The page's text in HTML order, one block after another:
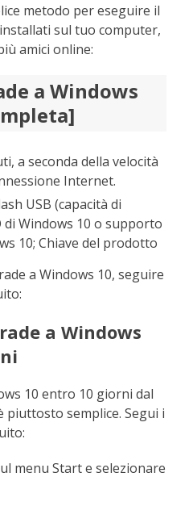
metodo per eseguire il
sul tuo computer,
amici online:
a Windows
a seconda della velocità
Internet.
USB (capacità di
di Windows 10 o supporto
10; Chiave del prodotto
a Windows 10, seguire
a Windows
10 entro 10 giorni dal
piuttosto semplice. Segui i
menu Start e selezionare